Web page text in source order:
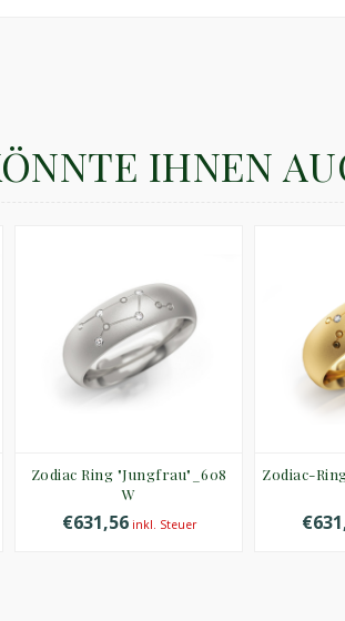
IHNEN
Zodiac Ring "Jungfrau"_608
W
€631,56inkl. Steuer
Zodiac-